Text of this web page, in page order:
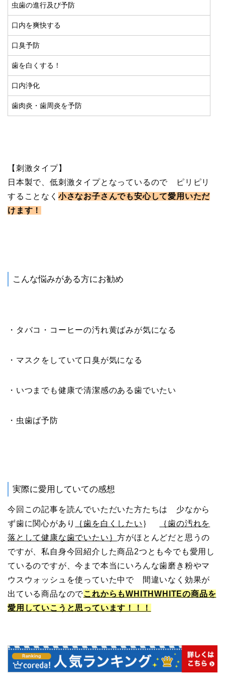
虫歯の進行及び予防
口内を爽快する
口臭予防
歯を白くする！
口内浄化
歯肉炎・歯周炎を予防
【刺激タイプ】
日本製で、低刺激タイプとなっているので ピリピリ
することなく 小さなお子さんでも安心して愛用いただ
けます！
こんな悩みがある方にお勧め
・タバコ・コーヒーの汚れ黄ばみが気になる
・マスクをしていて口臭が気になる
・いつまでも健康で清潔感のある歯でいたい
・虫歯ば予防
実際に愛用していての感想
今回この記事を読んでいただいた方たちは 少なから
ず歯に関心があり
｛歯を白くしたい ｝
｛歯の汚れを
落として健康な歯でいたい｝方がほとんどだと思うの
ですが、私自身今回紹介した商品2つとも今でも愛用し
ているのですが、今まで本当にいろんな歯磨き粉やマ
ウスウォッシュを使っていた中で 間違いなく効果が
出ている商品なのでこれからもWHITHWHITEの商品を
愛用していこうと思っています！！！